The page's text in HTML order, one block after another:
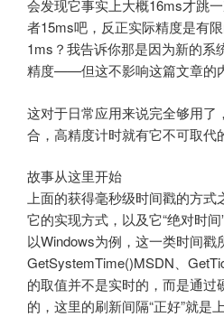
会发现它事实上大概16ms才跳
者15ms吧，反正实际精度是有
1ms？我告诉你那是因为新的系
精度——但这不影响这篇文章
这对于日常应用来说完全够用了
合，高精度计时就有它不可取代
故事从这里开始
上面的获得毫秒级时间戳的方
它的实现方式，以及它“绝对时间”
以Windows为例，这一类时间戳
GetSystemTime()MSDN、
的取值并不是实时的，而是通过
的，这里的刷新间隔“正好”就是